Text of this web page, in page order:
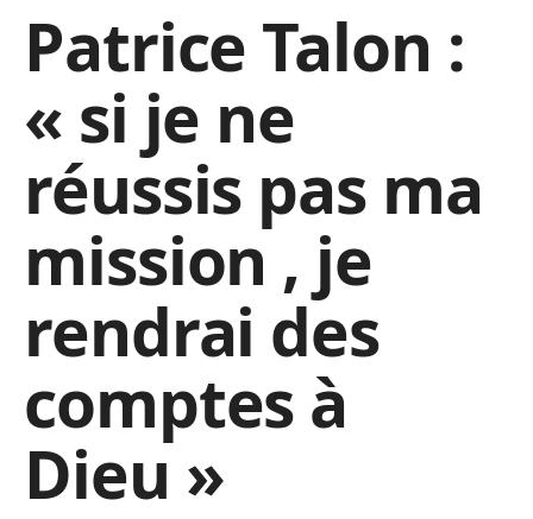
Patrice Talon :
« si je ne
réussis pas ma
mission , je
rendrai des
comptes à
Dieu »